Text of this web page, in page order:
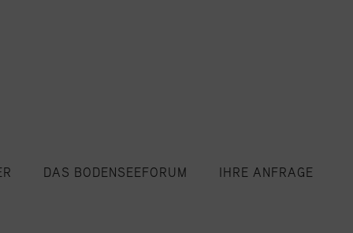
DAS BODENSEEFORUM IHRE ANFRAGE